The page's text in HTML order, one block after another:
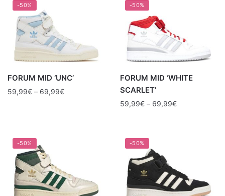
-50%
FORUM MID ‘UNC’
59,99€ – 69,99€
-50%
FORUM MID ‘WHITE
SCARLET’
59,99€ – 69,99€
-50% -50%